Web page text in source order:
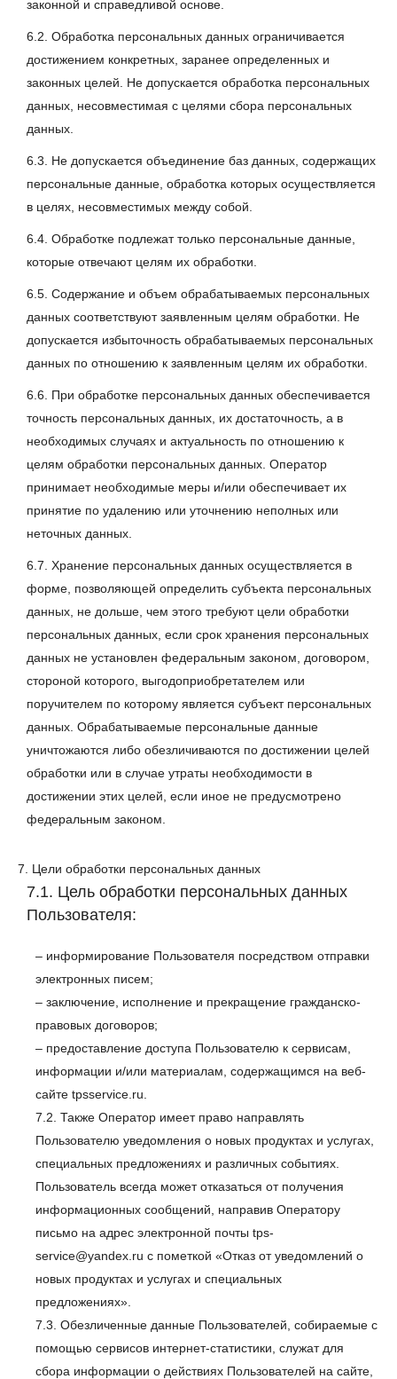
законной и справедливой основе.
6.2. Обработка персональных данных ограничивается
достижением конкретных, заранее определенных и
законных целей. Не допускается обработка персональных
данных, несовместимая с целями сбора персональных
данных.
6.3. Не допускается объединение баз данных, содержащих
персональные данные, обработка которых осуществляется
в целях, несовместимых между собой.
6.4. Обработке подлежат только персональные данные,
которые отвечают целям их обработки.
6.5. Содержание и объем обрабатываемых персональных
данных соответствуют заявленным целям обработки. Не
допускается избыточность обрабатываемых персональных
данных по отношению к заявленным целям их обработки.
6.6. При обработке персональных данных обеспечивается
точность персональных данных, их достаточность, а в
необходимых случаях и актуальность по отношению к
целям обработки персональных данных. Оператор
принимает необходимые меры и/или обеспечивает их
принятие по удалению или уточнению неполных или
неточных данных.
6.7. Хранение персональных данных осуществляется в
форме, позволяющей определить субъекта персональных
данных, не дольше, чем этого требуют цели обработки
персональных данных, если срок хранения персональных
данных не установлен федеральным законом, договором,
стороной которого, выгодоприобретателем или
поручителем по которому является субъект персональных
данных. Обрабатываемые персональные данные
уничтожаются либо обезличиваются по достижении целей
обработки или в случае утраты необходимости в
достижении этих целей, если иное не предусмотрено
федеральным законом.
7. Цели обработки персональных данных
7.1. Цель обработки персональных данных
Пользователя:
– информирование Пользователя посредством отправки
электронных писем;
– заключение, исполнение и прекращение гражданско-
правовых договоров;
– предоставление доступа Пользователю к сервисам,
информации и/или материалам, содержащимся на веб-
сайте tpsservice.ru.
7.2. Также Оператор имеет право направлять
Пользователю уведомления о новых продуктах и услугах,
специальных предложениях и различных событиях.
Пользователь всегда может отказаться от получения
информационных сообщений, направив Оператору
письмо на адрес электронной почты tps-
service@yandex.ru с пометкой «Отказ от уведомлений о
новых продуктах и услугах и специальных
предложениях».
7.3. Обезличенные данные Пользователей, собираемые с
помощью сервисов интернет-статистики, служат для
сбора информации о действиях Пользователей на сайте,